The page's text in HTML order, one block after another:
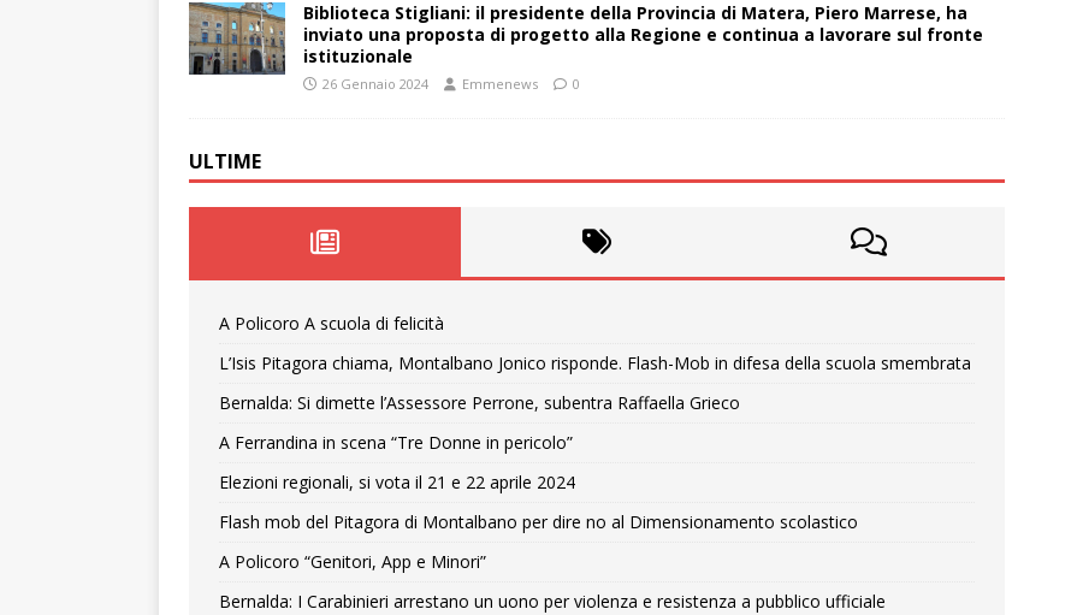
Biblioteca Stigliani: il presidente della Provincia di Matera, Piero Marrese, ha
inviato una proposta di progetto alla Regione e continua a lavorare sul fronte
istituzionale
26 Gennaio 2024 Emmenews 0
ULTIME
A Policoro A scuola di felicità
L’Isis Pitagora chiama, Montalbano Jonico risponde. Flash-Mob in difesa della scuola smembrata
Bernalda: Si dimette l’Assessore Perrone, subentra Raffaella Grieco
A Ferrandina in scena “Tre Donne in pericolo”
Elezioni regionali, si vota il 21 e 22 aprile 2024
Flash mob del Pitagora di Montalbano per dire no al Dimensionamento scolastico
A Policoro “Genitori, App e Minori”
Bernalda: I Carabinieri arrestano un uono per violenza e resistenza a pubblico ufficiale